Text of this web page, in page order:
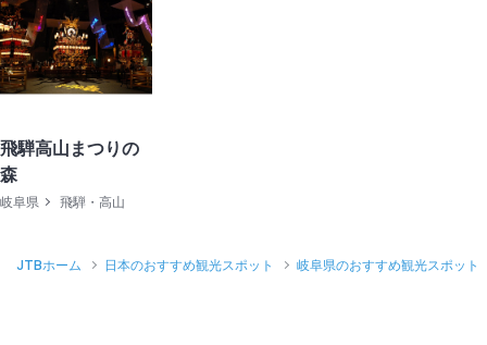
飛騨高山まつりの
森
岐阜県 飛騨・高山
JTBホーム 日本のおすすめ観光スポット 岐阜県のおすすめ観光スポット